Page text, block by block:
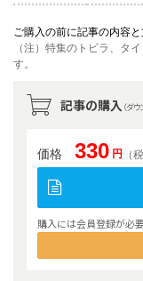
ご購入の前に記事の内容
（注）特集のトビラ、タ
す。
記事の購入 （ダ
価格 330 円 （
購入には会員登録が必